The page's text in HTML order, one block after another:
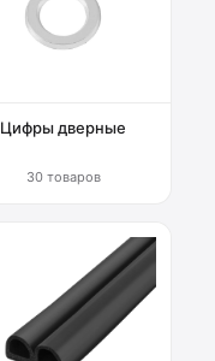
Цифры дверные
30 товаров